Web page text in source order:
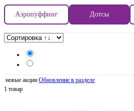
Аэропуффинг Дотсы
новые акции Обновление в разделе
1 товар